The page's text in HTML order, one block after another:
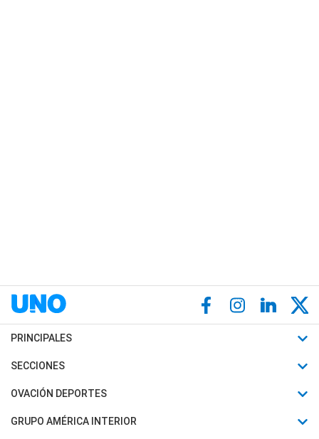
PRINCIPALES
Últimas Noticias
Política
SECCIONES
Horóscopo
Motores
OVACIÓN DEPORTES
Fútbol
GRUPO AMÉRICA INTERIOR